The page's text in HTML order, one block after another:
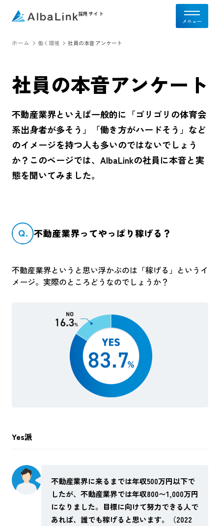
採用サイト
ホーム 働く環境 社員の本音アンケート
社員の本音アンケート
不動産業界といえば一般的に「ゴリゴリの体育会
系出身者が多そう」「働き方がハードそう」など
のイメージを持つ人も多いのではないでしょう
か？このページでは、AlbaLinkの社員に本音と実
態を聞いてみました。
Q. 不動産業界ってやっぱり稼げる？
不動産業界というと思い浮かぶのは「稼げる」というイ
メージ。実際のところどうなのでしょうか？
Yes派
不動産業界に来るまでは年収500万円以下で
したが、不動産業界では年収800〜1,000万円
になりました。目標に向けて努力できる人で
あれば、誰でも稼げると思います。（2022